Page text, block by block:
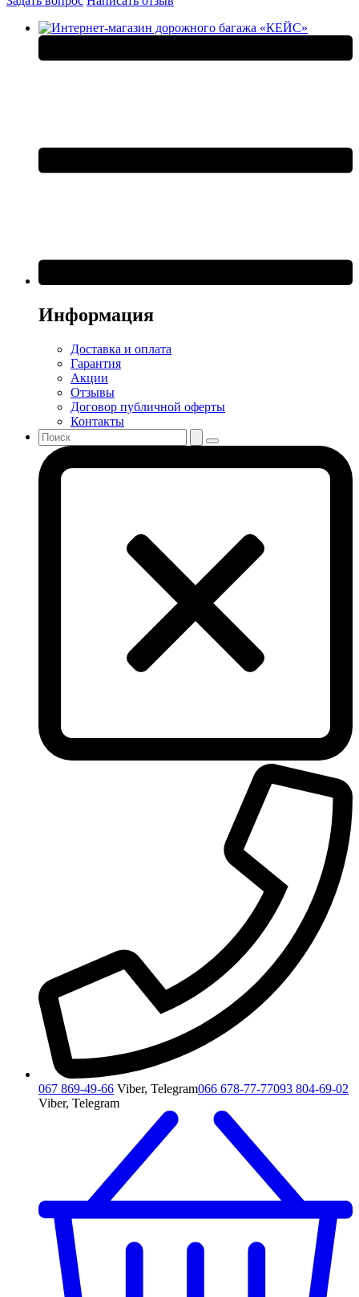
Информация
Доставка и оплата
Гарантия
Акции
Отзывы
Договор публичной оферты
Контакты
067 869-49-66 Viber, Telegram066 678-77-77093 804-69-02
Viber, Telegram